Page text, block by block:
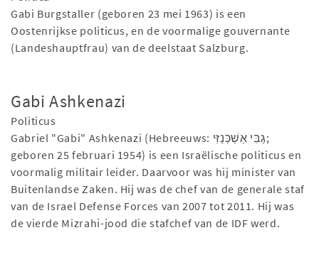
Gabi Burgstaller (geboren 23 mei 1963) is een
Oostenrijkse politicus, en de voormalige gouvernante
(Landeshauptfrau) van de deelstaat Salzburg.
Gabi Ashkenazi
Politicus
Gabriel "Gabi" Ashkenazi (Hebreeuws: גַבִּי אַשְׁכְּנַזִּי;
geboren 25 februari 1954) is een Israëlische politicus en
voormalig militair leider. Daarvoor was hij minister van
Buitenlandse Zaken. Hij was de chef van de generale staf
van de Israel Defense Forces van 2007 tot 2011. Hij was
de vierde Mizrahi-jood die stafchef van de IDF werd.